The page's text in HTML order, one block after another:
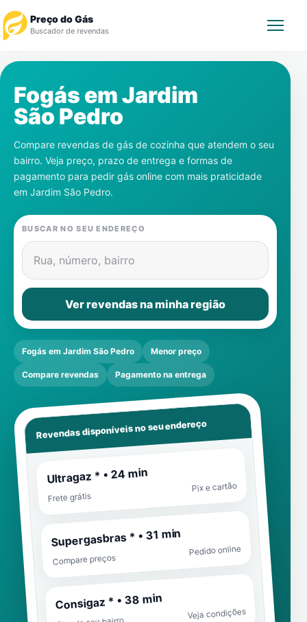
Preço do Gás
Buscador de revendas
Revendedor
Notícias
Cadastre-se
Gás
Contatos
Fogás emJardim
São Pedro
Compare revendas de gás de cozinha que atendem o seu
bairro. Veja preço, prazo de entrega e formas de
pagamento para pedir gás online com mais praticidade
em Jardim São Pedro.
BUSCAR NO SEU ENDEREÇO
Rua, número, bairro
Ver revendas na minha região
Fogás em Jardim São Pedro Menor preço
Compare revendas Pagamento na entrega
Revendas disponíveis no seu endereço
Ultragaz * • 24 min
Frete grátis
Pix e cartão
Supergasbras * • 31 min
Compare preços
Pedido online
Consigaz * • 38 min
Veja condições